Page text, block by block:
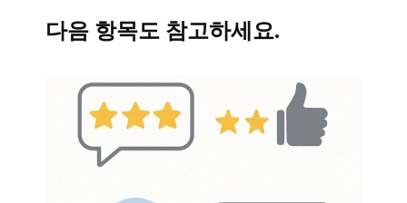
다음 항목도 참고하세요.